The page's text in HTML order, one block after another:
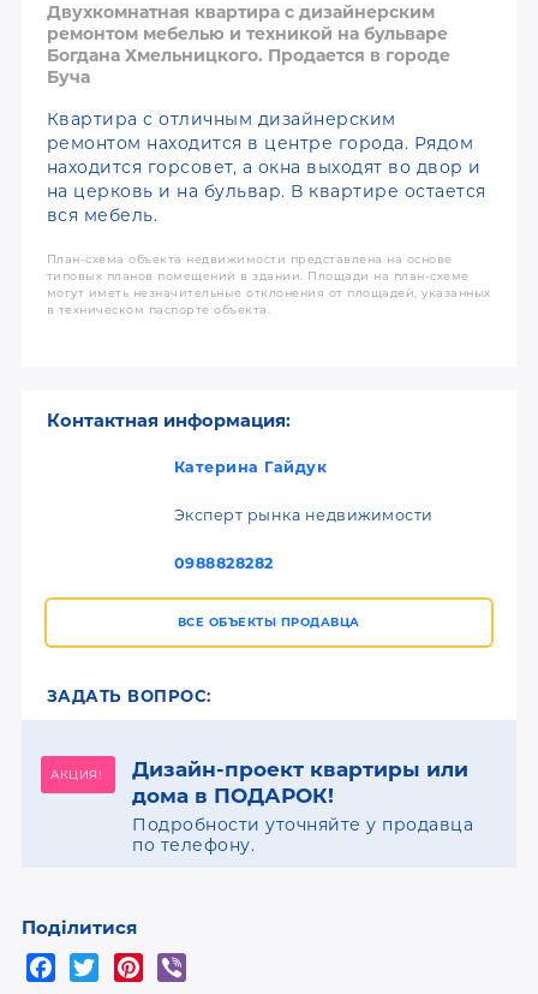
Двухкомнатная квартира с дизайнерским
ремонтом мебелью и техникой на бульваре
Богдана Хмельницкого. Продается в городе
Буча
Квартира с отличным дизайнерским
ремонтом находится в центре города. Рядом
находится горсовет, а окна выходят во двор и
на церковь и на бульвар. В квартире остается
вся мебель.
План-схема объекта недвижимости представлена на основе
типовых планов помещений в здании. Площади на план-схеме
могут иметь незначительные отклонения от площадей, указанных
в техническом паспорте объекта.
Контактная информация:
Катерина Гайдук
Эксперт рынка недвижимости
0988828282
ВСЕ ОБЪЕКТЫ ПРОДАВЦА
ЗАДАТЬ ВОПРОС:
АКЦИЯ!
Дизайн-проект квартиры или
дома в ПОДАРОК!
Подробности уточняйте у продавца
по телефону.
Поділитися